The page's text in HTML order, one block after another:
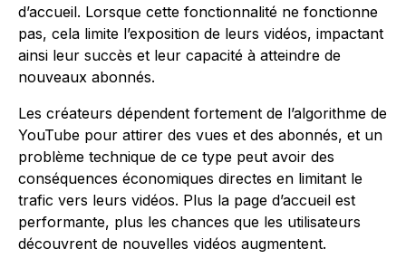
d’accueil. Lorsque cette fonctionnalité ne fonctionne
pas, cela limite l’exposition de leurs vidéos, impactant
ainsi leur succès et leur capacité à atteindre de
nouveaux abonnés.
Les créateurs dépendent fortement de l’algorithme de
YouTube pour attirer des vues et des abonnés, et un
problème technique de ce type peut avoir des
conséquences économiques directes en limitant le
trafic vers leurs vidéos. Plus la page d’accueil est
performante, plus les chances que les utilisateurs
découvrent de nouvelles vidéos augmentent.